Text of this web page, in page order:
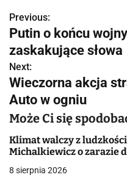
N
a
w
i
g
a
c
Previous:
Putin o końcu
zaskakujące słowa
Next:
Wieczorna akcja
Auto w ogniu
Może Ci się
Klimat walczy z
Michalkiewicz o zarazie
8 sierpnia 2026